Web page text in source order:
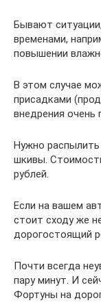
Бывают
временами,
повышении
В этом случае
присадками
внедрения очень
Нужно
шкивы.
рублей.
Если на вашем
стоит сходу же
дорогостоящий
Почти всегда
пару минут. И
Фортуны на